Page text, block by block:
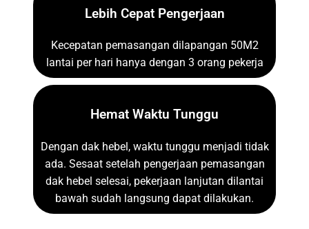
Lebih Cepat Pengerjaan
Kecepatan pemasangan dilapangan 50M2
lantai per hari hanya dengan 3 orang pekerja
Hemat Waktu Tunggu
Dengan dak hebel, waktu tunggu menjadi tidak
ada. Sesaat setelah pengerjaan pemasangan
dak hebel selesai, pekerjaan lanjutan dilantai
bawah sudah langsung dapat dilakukan.